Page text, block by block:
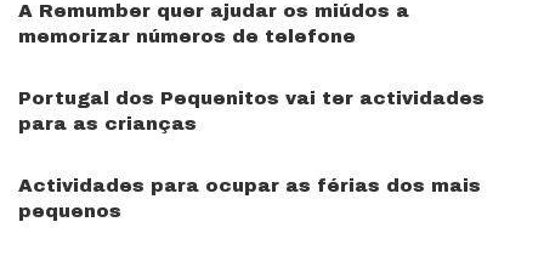
A Remumber quer ajudar os miúdos a
memorizar números de telefone
Portugal dos Pequenitos vai ter actividades
para as crianças
Actividades para ocupar as férias dos mais
pequenos